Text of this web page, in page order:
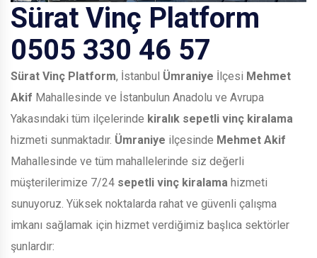
Sürat Vinç Platform
0505 330 46 57
Sürat Vinç Platform, İstanbul Ümraniye İlçesi Mehmet
Akif Mahallesinde ve İstanbulun Anadolu ve Avrupa
Yakasındaki tüm ilçelerinde kiralık sepetli vinç kiralama
hizmeti sunmaktadır. Ümraniye ilçesinde Mehmet Akif
Mahallesinde ve tüm mahallelerinde siz değerli
müşterilerimize 7/24 sepetli vinç kiralama hizmeti
sunuyoruz. Yüksek noktalarda rahat ve güvenli çalışma
imkanı sağlamak için hizmet verdiğimiz başlıca sektörler
şunlardır: